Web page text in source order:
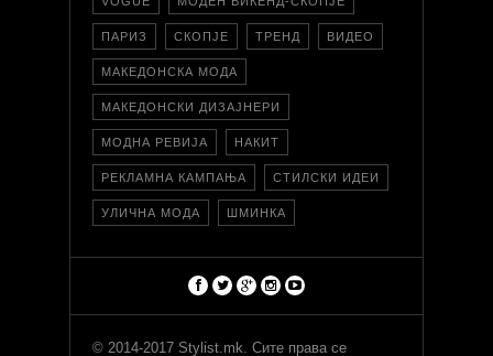
ПАРИЗ СКОПЈЕ ТРЕНД ВИДЕО
МАКЕДОНСКА МОДА
МАКЕДОНСКИ ДИЗАЈНЕРИ
МОДНА РЕВИЈА НАКИТ
РЕКЛАМНА КАМПАЊА СТИЛСКИ ИДЕИ
УЛИЧНА МОДА ШМИНКА
© 2014-2017 Stylist.mk. Сите права се